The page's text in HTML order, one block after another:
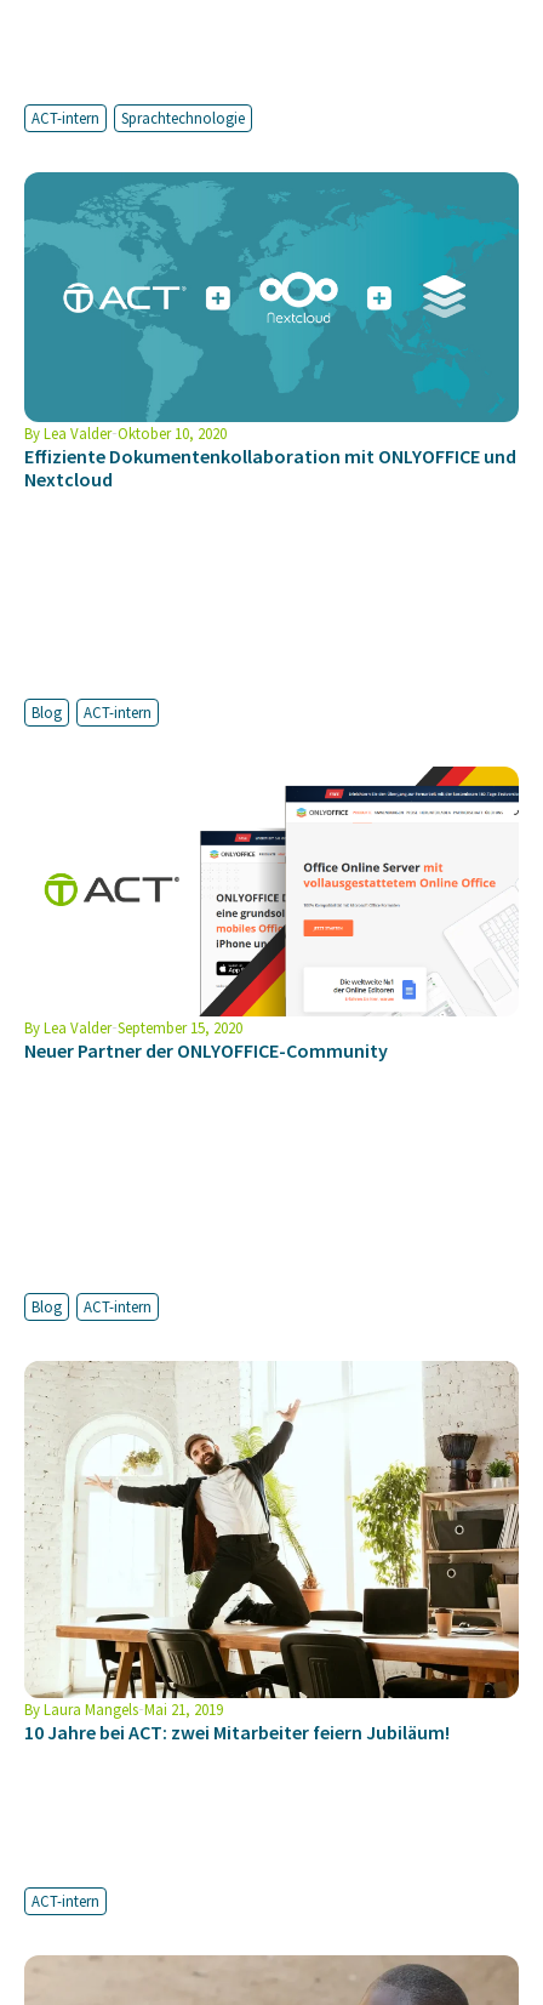
ACT-intern Sprachtechnologie
ByLea Valder Oktober 10, 2020
Effiziente Dokumentenkollaboration mit ONLYOFFICE und
Nextcloud
Blog ACT-intern
ByLea Valder September 15, 2020
Neuer Partner der ONLYOFFICE-Community
Blog ACT-intern
ByLaura Mangels Mai 21, 2019
10 Jahre bei ACT: zwei Mitarbeiter feiern Jubiläum!
ACT-intern